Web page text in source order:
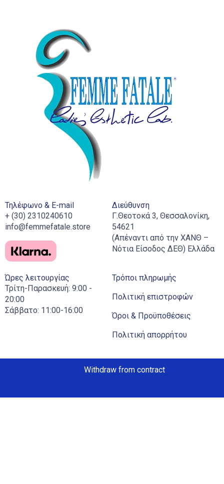
Τηλέφωνο & E-mail
+ (30) 2310240610
info@femmefatale.store
Διεύθυνση
Γ.Θεοτοκά 3, Θεσσαλονίκη,
54621
(Απέναντι από την ΧΑΝΘ –
Νότια Είσοδος ΔΕΘ) Ελλάδα
Ώρες λειτουργίας
Τρίτη-Παρασκευή: 9:00 -
20:00
Σάββατο: 11:00-16:00
Τρόποι πληρωμής
Πολιτική επιστροφών
Όροι & Προϋποθέσεις
Πολιτική απορρήτου
Withdraw from contract